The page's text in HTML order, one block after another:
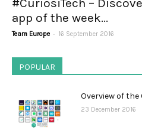
#CuriosiTech –
app of the week...
Team Europe - 16 September 2016
POPULAR
Overview of
23 December 2016